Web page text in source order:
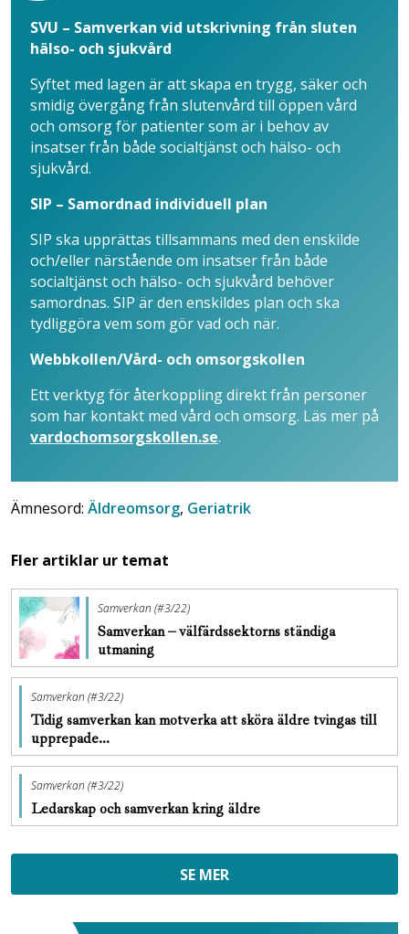
SVU – Samverkan vid utskrivning från sluten
hälso- och sjukvård
Syftet med lagen är att skapa en trygg, säker och
smidig övergång från slutenvård till öppen vård
och omsorg för patienter som är i behov av
insatser från både socialtjänst och hälso- och
sjukvård.
SIP – Samordnad individuell plan
SIP ska upprättas tillsammans med den enskilde
och/eller närstående om insatser från både
socialtjänst och hälso- och sjukvård behöver
samordnas. SIP är den enskildes plan och ska
tydliggöra vem som gör vad och när.
Webbkollen/Vård- och omsorgskollen
Ett verktyg för återkoppling direkt från personer
som har kontakt med vård och omsorg. Läs mer på
vardochomsorgskollen.se.
Ämnesord: Äldreomsorg, Geriatrik
Fler artiklar ur temat
Samverkan (#3/22)
Samverkan – välfärdssektorns ständiga
utmaning
Samverkan (#3/22)
Tidig samverkan kan motverka att sköra äldre tvingas till
upprepade…
Samverkan (#3/22)
Ledarskap och samverkan kring äldre
SE MER